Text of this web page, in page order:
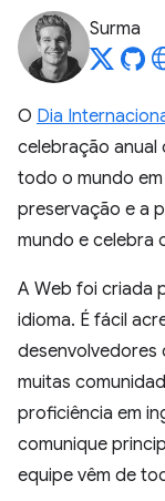
Surma
O Dia
celebração anual
todo o mundo
preservação e a
mundo e celebra
A Web foi criada
idioma. É fácil
desenvolvedores
muitas
proficiência em
comunique
equipe vêm de